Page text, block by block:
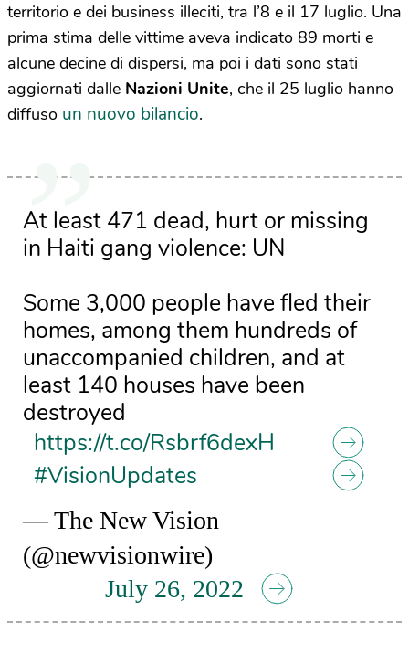
territorio e dei business illeciti, tra l’8 e il 17 luglio. Una
prima stima delle vittime aveva indicato 89 morti e
alcune decine di dispersi, ma poi i dati sono stati
aggiornati dalle Nazioni Unite, che il 25 luglio hanno
diffuso un nuovo bilancio.
At least 471 dead, hurt or missing
in Haiti gang violence: UN
Some 3,000 people have fled their
homes, among them hundreds of
unaccompanied children, and at
least 140 houses have been
destroyed
https://t.co/Rsbrf6dexH
#VisionUpdates
— The New Vision
(@newvisionwire)
July 26, 2022